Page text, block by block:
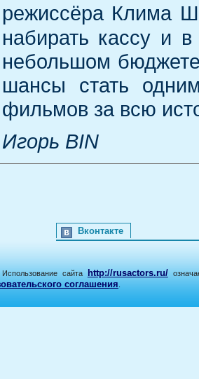
режиссёра Клима
набирать кассу и
небольшом
шансы стать
фильмов за всю
Игорь BIN
Вконтакте
сайта http://rusactors.ru/
соглашения